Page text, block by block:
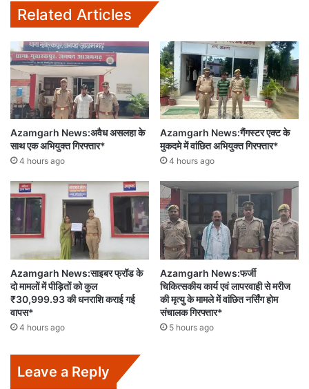
Related Articles
Azamgarh News:अवैध असलहा के
साथ एक अभियुक्त गिरफ्तार*
4 hours ago
Azamgarh News:गैंगस्टर एक्ट के
मुकदमे में वांछित अभियुक्त गिरफ्तार*
4 hours ago
Azamgarh News:साइबर फ्रॉड के
दो मामलों में पीड़ितों को कुल
₹30,999.93 की धनराशि कराई गई
वापस*
4 hours ago
Azamgarh News:फर्जी
चिकित्सकीय कार्य एवं लापरवाही से मरीज
की मृत्यु के मामले में वांछित नर्सिंग होम
संचालक गिरफ्तार*
5 hours ago
Leave a Reply